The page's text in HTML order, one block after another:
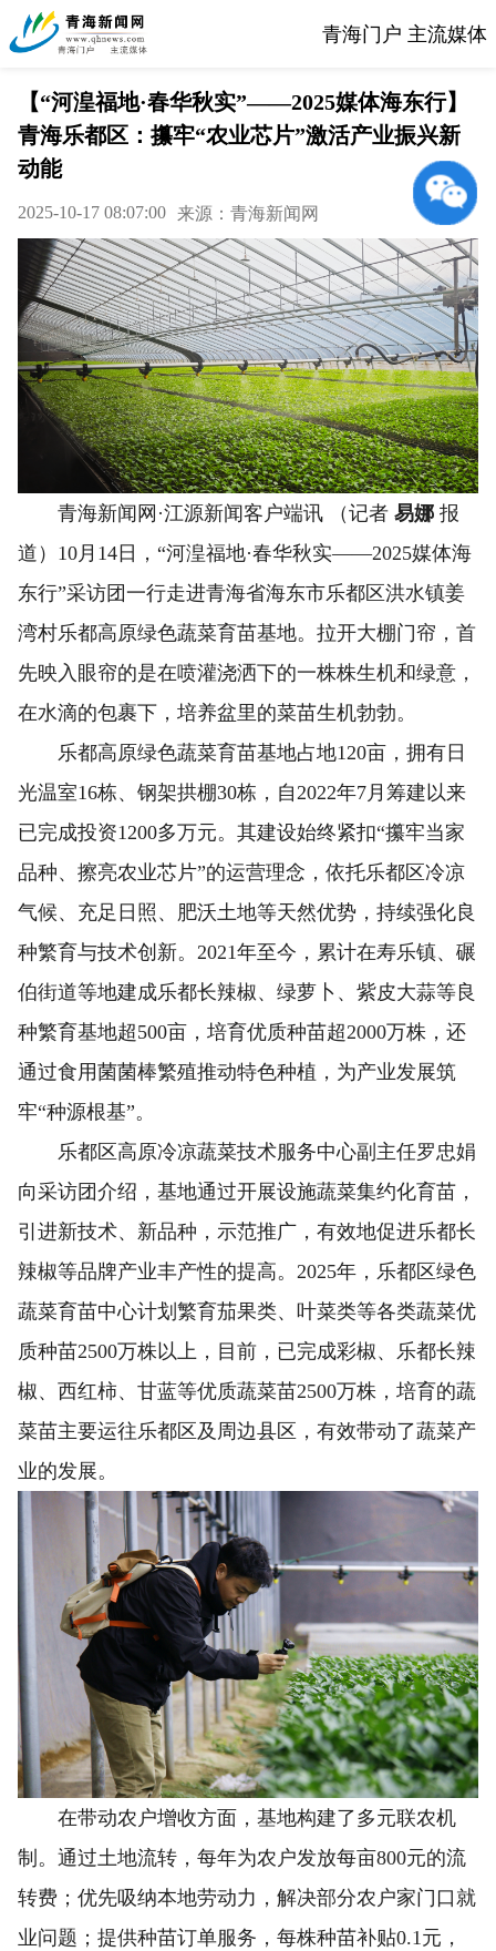
青海门户 主流媒体
【“河湟福地·春华秋实”——2025媒体海东行】
青海乐都区：攥牢“农业芯片”激活产业振兴新
动能
2025-10-17 08:07:00 来源：青海新闻网
青海新闻网 ·江源新闻客户端讯 （记者 易娜 报
道）10月14日，“河湟福地·春华秋实——2025媒体海
东行”采访团一行走进青海省海东市乐都区洪水镇姜
湾村乐都高原绿色蔬菜育苗基地。 拉开大棚门帘，首
先映入眼帘的是在喷灌浇洒下的一株株生机和绿意，
在水滴的包裹下，培养盆里的菜苗生机勃勃。
乐都高原绿色蔬菜育苗基地占地120亩，拥有日
光温室16栋、钢架拱棚30栋，自2022年7月筹建以来
已完成投资1200多万元。其建设始终紧扣“攥牢当家
品种、擦亮农业芯片”的运营理念，依托乐都区冷凉
气候、充足日照、肥沃土地等天然优势，持续强化良
种繁育与技术创新。2021年至今，累计在寿乐镇、碾
伯街道等地建成乐都长辣椒、绿萝卜、紫皮大蒜等良
种繁育基地超500亩，培育优质种苗超2000万株，还
通过食用菌菌棒繁殖推动特色种植，为产业发展筑
牢“种源根基”。
乐都区高原冷凉蔬菜技术服务中心副主任罗忠娟
向采访团介绍，基地通过开展设施蔬菜集约化育苗，
引进新技术、新品种，示范推广，有效地促进乐都长
辣椒等品牌产业丰产性的提高。2025年，乐都区绿色
蔬菜育苗中心计划繁育茄果类、叶菜类等各类蔬菜优
质种苗2500万株以上，目前，已完成彩椒、乐都长辣
椒、西红柿、甘蓝等优质蔬菜苗2500万株，培育的蔬
菜苗主要运往乐都区及周边县区，有效带动了蔬菜产
业的发展。
在带动农户增收方面，基地构建了多元联农机
制。通过土地流转，每年为农户发放每亩800元的流
转费；优先吸纳本地劳动力，解决部分农户家门口就
业问题；提供种苗订单服务，每株种苗补贴0.1元，